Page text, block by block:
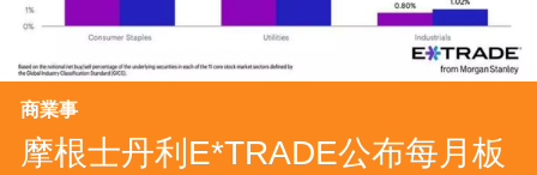
商業事
摩根士丹利E*TRADE公布每月板